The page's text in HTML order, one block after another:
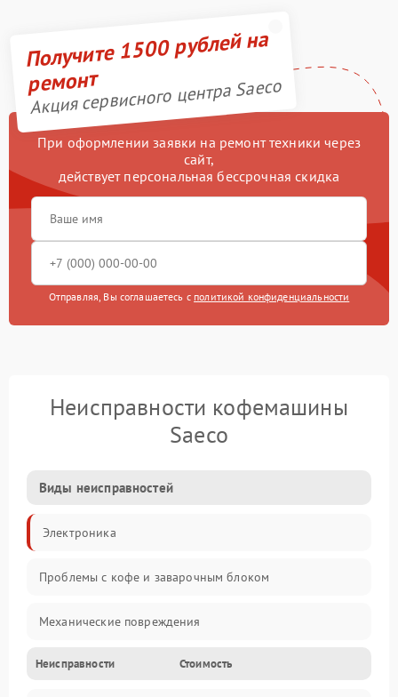
Получите 1500 рублей на
ремонт
Акция сервисного центра Saeco
При оформлении заявки на ремонт техники через
сайт,
действует персональная бессрочная скидка
Отправляя, Вы соглашаетесь с политикой конфиденциальности
Неисправности кофемашины
Saeco
Виды неисправностей
Электроника
Проблемы с кофе и заварочным блоком
Механические повреждения
Прочие неисправности
Неисправности Стоимость